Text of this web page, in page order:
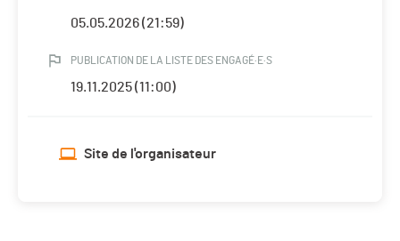
05.05.2026 (21:59)
PUBLICATION DE LA LISTE DES ENGAGÉ·E·S
19.11.2025 (11:00)
Site de l'organisateur